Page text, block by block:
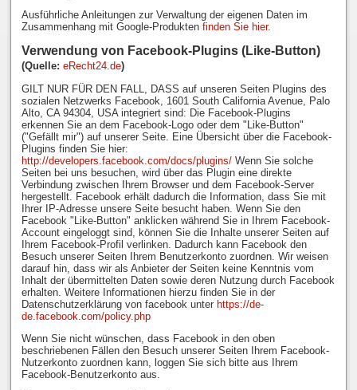
Ausführliche Anleitungen zur Verwaltung der eigenen Daten im
Zusammenhang mit Google-Produktenfinden Sie hier.
Verwendung von Facebook-Plugins (Like-Button)
(Quelle: eRecht24.de)
GILT NUR FÜR DEN FALL, DASS auf unseren Seiten Plugins des
sozialen Netzwerks Facebook, 1601 South California Avenue, Palo
Alto, CA 94304, USA integriert sind: Die Facebook-Plugins
erkennen Sie an dem Facebook-Logo oder dem "Like-Button"
("Gefällt mir") auf unserer Seite. Eine Übersicht über die Facebook-
Plugins finden Sie hier:
http://developers.facebook.com/docs/plugins/Wenn Sie solche
Seiten bei uns besuchen, wird über das Plugin eine direkte
Verbindung zwischen Ihrem Browser und dem Facebook-Server
hergestellt. Facebook erhält dadurch die Information, dass Sie mit
Ihrer IP-Adresse unsere Seite besucht haben. Wenn Sie den
Facebook "Like-Button" anklicken während Sie in Ihrem Facebook-
Account eingeloggt sind, können Sie die Inhalte unserer Seiten auf
Ihrem Facebook-Profil verlinken. Dadurch kann Facebook den
Besuch unserer Seiten Ihrem Benutzerkonto zuordnen. Wir weisen
darauf hin, dass wir als Anbieter der Seiten keine Kenntnis vom
Inhalt der übermittelten Daten sowie deren Nutzung durch Facebook
erhalten. Weitere Informationen hierzu finden Sie in der
Datenschutzerklärung von facebook unter https://de-
de.facebook.com/policy.php
Wenn Sie nicht wünschen, dass Facebook in den oben
beschriebenen Fällen den Besuch unserer Seiten Ihrem Facebook-
Nutzerkonto zuordnen kann, loggen Sie sich bitte aus Ihrem
Facebook-Benutzerkonto aus.